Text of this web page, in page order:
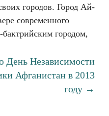
городов. Город Ай-
современного
городом,
День Независимости
Афганистан в 2013
году →